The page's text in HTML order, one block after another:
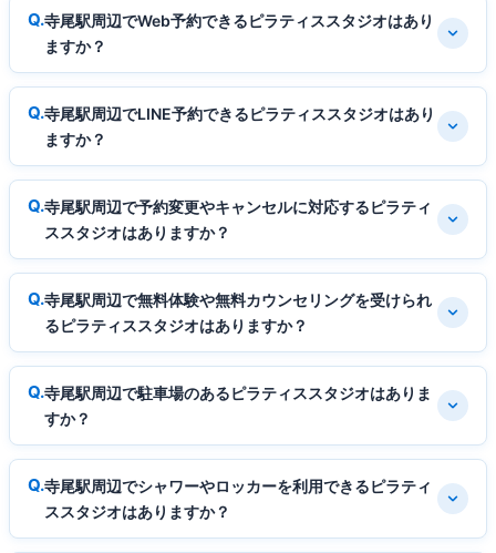
寺尾駅周辺でWeb予約できるピラティススタジオはあり
ますか？
寺尾駅周辺でLINE予約できるピラティススタジオはあり
ますか？
寺尾駅周辺で予約変更やキャンセルに対応するピラティ
ススタジオはありますか？
寺尾駅周辺で無料体験や無料カウンセリングを受けられ
るピラティススタジオはありますか？
寺尾駅周辺で駐車場のあるピラティススタジオはありま
すか？
寺尾駅周辺でシャワーやロッカーを利用できるピラティ
ススタジオはありますか？